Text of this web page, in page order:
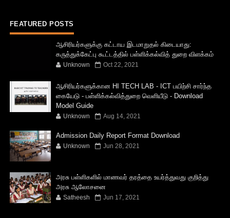
FEATURED POSTS
ஆசிரியர்களுக்கு கட்டாய இடமாறுதல் கிடையாது:
கருத்துக்கேட்பு கூட்டத்தில் பள்ளிக்கல்வித் துறை விளக்கம்
Unknown Oct 22, 2021
ஆசிரியர்களுக்கான HI TECH LAB - ICT பயிற்சி சார்ந்த
கையேடு - பள்ளிக்கல்வித்துறை வெளியீடு - Download
Model Guide
Unknown Aug 14, 2021
Admission Daily Report Format Download
Unknown Jun 28, 2021
அரசு பள்ளிகளில் மாணவர் தரத்தை உயர்த்துவது குறித்து
அரசு ஆலோசனை
Satheesh Jun 17, 2021